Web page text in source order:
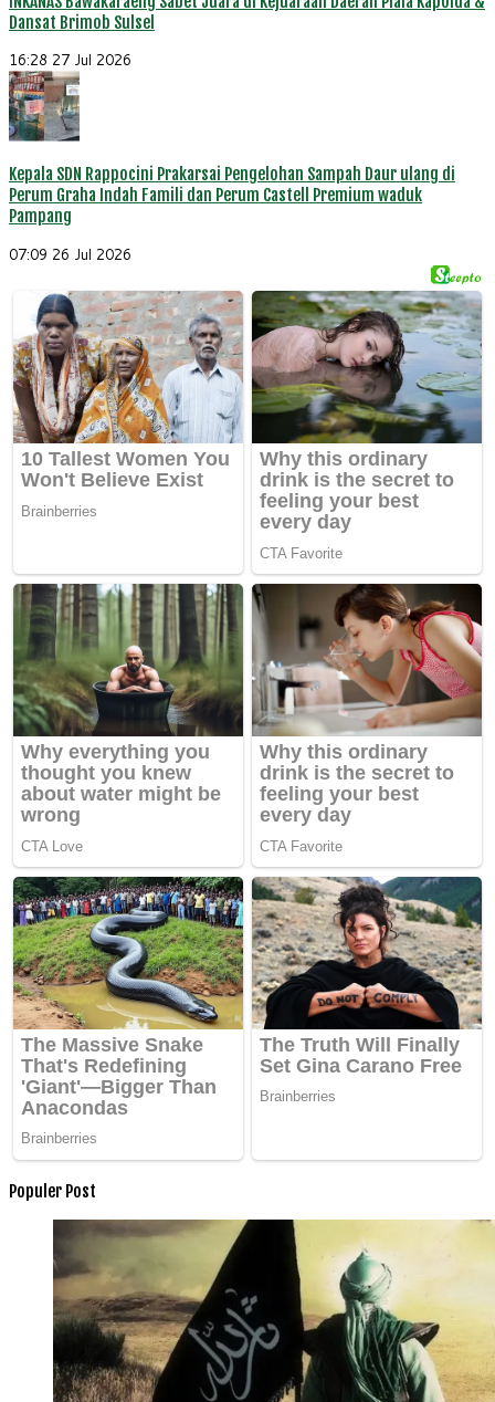
Dansat Brimob Sulsel
16:28 27 Jul 2026
Kepala SDN Rappocini Prakarsai Pengelohan Sampah Daur ulang di
Perum Graha Indah Famili dan Perum Castell Premium waduk
Pampang
07:09 26 Jul 2026
Populer Post